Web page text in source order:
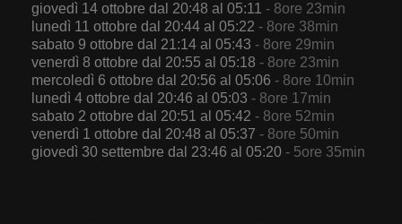
giovedì 14 ottobre dal 20:48 al 05:11 - 8ore 23min
lunedì 11 ottobre dal 20:44 al 05:22 - 8ore 38min
sabato 9 ottobre dal 21:14 al 05:43 - 8ore 29min
venerdì 8 ottobre dal 20:55 al 05:18 - 8ore 23min
mercoledì 6 ottobre dal 20:56 al 05:06 - 8ore 10min
lunedì 4 ottobre dal 20:46 al 05:03 - 8ore 17min
sabato 2 ottobre dal 20:51 al 05:42 - 8ore 52min
venerdì 1 ottobre dal 20:48 al 05:37 - 8ore 50min
giovedì 30 settembre dal 23:46 al 05:20 - 5ore 35min